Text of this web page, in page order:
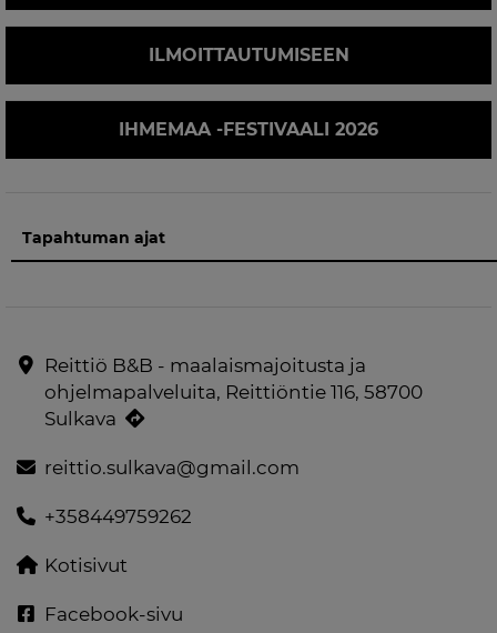
ILMOITTAUTUMISEEN
IHMEMAA -FESTIVAALI 2026
Tapahtuman ajat
Reittiö B&B - maalaismajoitusta ja
ohjelmapalveluita, Reittiöntie 116, 58700
Sulkava
reittio.sulkava@gmail.com
+358449759262
Kotisivut
Facebook-sivu